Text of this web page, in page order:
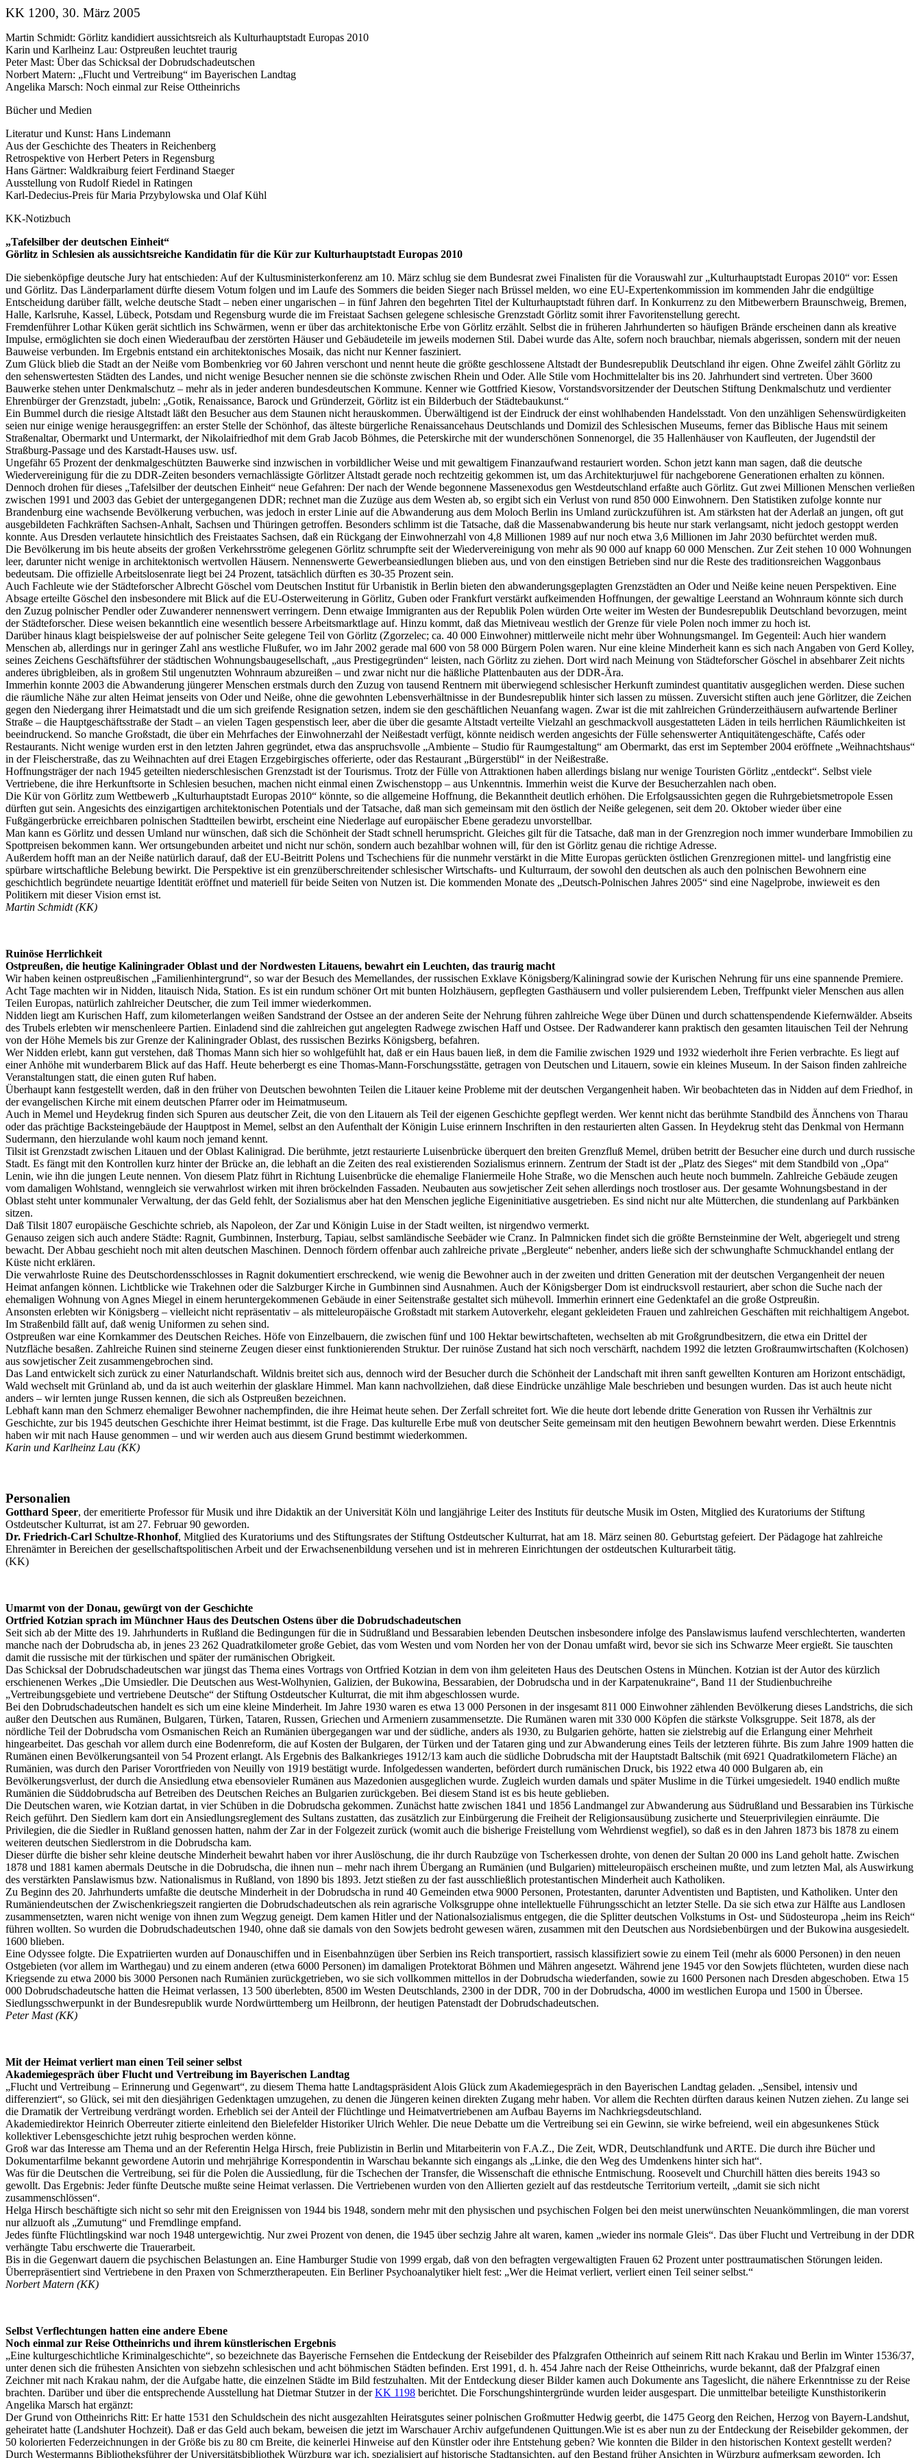
KK 1200, 30. März 2005
Martin Schmidt: Görlitz kandidiert aussichtsreich als Kulturhauptstadt Europas 2010
Karin und Karlheinz Lau: Ostpreußen leuchtet traurig
Peter Mast: Über das Schicksal der Dobrudschadeutschen
Norbert Matern: „Flucht und Vertreibung“ im Bayerischen Landtag
Angelika Marsch: Noch einmal zur Reise Ottheinrichs
Bücher und Medien
Literatur und Kunst: Hans Lindemann
Aus der Geschichte des Theaters in Reichenberg
Retrospektive von Herbert Peters in Regensburg
Hans Gärtner: Waldkraiburg feiert Ferdinand Staeger
Ausstellung von Rudolf Riedel in Ratingen
Karl-Dedecius-Preis für Maria Przybylowska und Olaf Kühl
KK-Notizbuch
„Tafelsilber der deutschen Einheit“
Görlitz in Schlesien als aussichtsreiche Kandidatin für die Kür zur Kulturhauptstadt Europas 2010
Die siebenköpfige deutsche Jury hat entschieden: Auf der Kultusministerkonferenz am 10. März schlug sie dem Bundesrat zwei Finalisten für die Vorauswahl zur „Kulturhauptstadt Europas 2010“ vor: Essen
und Görlitz. Das Länderparlament dürfte diesem Votum folgen und im Laufe des Sommers die beiden Sieger nach Brüssel melden, wo eine EU-Expertenkommission im kommenden Jahr die endgültige
Entscheidung darüber fällt, welche deutsche Stadt – neben einer ungarischen – in fünf Jahren den begehrten Titel der Kulturhauptstadt führen darf. In Konkurrenz zu den Mitbewerbern Braunschweig, Bremen,
Halle, Karlsruhe, Kassel, Lübeck, Potsdam und Regensburg wurde die im Freistaat Sachsen gelegene schlesische Grenzstadt Görlitz somit ihrer Favoritenstellung gerecht.
Fremdenführer Lothar Küken gerät sichtlich ins Schwärmen, wenn er über das architektonische Erbe von Görlitz erzählt. Selbst die in früheren Jahrhunderten so häufigen Brände erscheinen dann als kreative
Impulse, ermöglichten sie doch einen Wiederaufbau der zerstörten Häuser und Gebäudeteile im jeweils modernen Stil. Dabei wurde das Alte, sofern noch brauchbar, niemals abgerissen, sondern mit der neuen
Bauweise verbunden. Im Ergebnis entstand ein architektonisches Mosaik, das nicht nur Kenner fasziniert.
Zum Glück blieb die Stadt an der Neiße vom Bombenkrieg vor 60 Jahren verschont und nennt heute die größte geschlossene Altstadt der Bundesrepublik Deutschland ihr eigen. Ohne Zweifel zählt Görlitz zu
den sehenswertesten Städten des Landes, und nicht wenige Besucher nennen sie die schönste zwischen Rhein und Oder. Alle Stile vom Hochmittelalter bis ins 20. Jahrhundert sind vertreten. Über 3600
Bauwerke stehen unter Denkmalschutz – mehr als in jeder anderen bundesdeutschen Kommune. Kenner wie Gottfried Kiesow, Vorstandsvorsitzender der Deutschen Stiftung Denkmalschutz und verdienter
Ehrenbürger der Grenzstadt, jubeln: „Gotik, Renaissance, Barock und Gründerzeit, Görlitz ist ein Bilderbuch der Städtebaukunst.“
Ein Bummel durch die riesige Altstadt läßt den Besucher aus dem Staunen nicht herauskommen. Überwältigend ist der Eindruck der einst wohlhabenden Handelsstadt. Von den unzähligen Sehenswürdigkeiten
seien nur einige wenige herausgegriffen: an erster Stelle der Schönhof, das älteste bürgerliche Renaissancehaus Deutschlands und Domizil des Schlesischen Museums, ferner das Biblische Haus mit seinem
Straßenaltar, Obermarkt und Untermarkt, der Nikolaifriedhof mit dem Grab Jacob Böhmes, die Peterskirche mit der wunderschönen Sonnenorgel, die 35 Hallenhäuser von Kaufleuten, der Jugendstil der
Straßburg-Passage und des Karstadt-Hauses usw. usf.
Ungefähr 65 Prozent der denkmalgeschützten Bauwerke sind inzwischen in vorbildlicher Weise und mit gewaltigem Finanzaufwand restauriert worden. Schon jetzt kann man sagen, daß die deutsche
Wiedervereinigung für die zu DDR-Zeiten besonders vernachlässigte Görlitzer Altstadt gerade noch rechtzeitig gekommen ist, um das Architekturjuwel für nachgeborene Generationen erhalten zu können.
Dennoch drohen für dieses „Tafelsilber der deutschen Einheit“ neue Gefahren: Der nach der Wende begonnene Massenexodus gen Westdeutschland erfaßte auch Görlitz. Gut zwei Millionen Menschen verließen
zwischen 1991 und 2003 das Gebiet der untergegangenen DDR; rechnet man die Zuzüge aus dem Westen ab, so ergibt sich ein Verlust von rund 850 000 Einwohnern. Den Statistiken zufolge konnte nur
Brandenburg eine wachsende Bevölkerung verbuchen, was jedoch in erster Linie auf die Abwanderung aus dem Moloch Berlin ins Umland zurückzuführen ist. Am stärksten hat der Aderlaß an jungen, oft gut
ausgebildeten Fachkräften Sachsen-Anhalt, Sachsen und Thüringen getroffen. Besonders schlimm ist die Tatsache, daß die Massenabwanderung bis heute nur stark verlangsamt, nicht jedoch gestoppt werden
konnte. Aus Dresden verlautete hinsichtlich des Freistaates Sachsen, daß ein Rückgang der Einwohnerzahl von 4,8 Millionen 1989 auf nur noch etwa 3,6 Millionen im Jahr 2030 befürchtet werden muß.
Die Bevölkerung im bis heute abseits der großen Verkehrsströme gelegenen Görlitz schrumpfte seit der Wiedervereinigung von mehr als 90 000 auf knapp 60 000 Menschen. Zur Zeit stehen 10 000 Wohnungen
leer, darunter nicht wenige in architektonisch wertvollen Häusern. Nennenswerte Gewerbeansiedlungen blieben aus, und von den einstigen Betrieben sind nur die Reste des traditionsreichen Waggonbaus
bedeutsam. Die offizielle Arbeitslosenrate liegt bei 24 Prozent, tatsächlich dürften es 30-35 Prozent sein.
Auch Fachleute wie der Städteforscher Albrecht Göschel vom Deutschen Institut für Urbanistik in Berlin bieten den abwanderungsgeplagten Grenzstädten an Oder und Neiße keine neuen Perspektiven. Eine
Absage erteilte Göschel den insbesondere mit Blick auf die EU-Osterweiterung in Görlitz, Guben oder Frankfurt verstärkt aufkeimenden Hoffnungen, der gewaltige Leerstand an Wohnraum könnte sich durch
den Zuzug polnischer Pendler oder Zuwanderer nennenswert verringern. Denn etwaige Immigranten aus der Republik Polen würden Orte weiter im Westen der Bundesrepublik Deutschland bevorzugen, meint
der Städteforscher. Diese weisen bekanntlich eine wesentlich bessere Arbeitsmarktlage auf. Hinzu kommt, daß das Mietniveau westlich der Grenze für viele Polen noch immer zu hoch ist.
Darüber hinaus klagt beispielsweise der auf polnischer Seite gelegene Teil von Görlitz (Zgorzelec; ca. 40 000 Einwohner) mittlerweile nicht mehr über Wohnungsmangel. Im Gegenteil: Auch hier wandern
Menschen ab, allerdings nur in geringer Zahl ans westliche Flußufer, wo im Jahr 2002 gerade mal 600 von 58 000 Bürgern Polen waren. Nur eine kleine Minderheit kann es sich nach Angaben von Gerd Kolley,
seines Zeichens Geschäftsführer der städtischen Wohnungsbaugesellschaft, „aus Prestigegründen“ leisten, nach Görlitz zu ziehen. Dort wird nach Meinung von Städteforscher Göschel in absehbarer Zeit nichts
anderes übrigbleiben, als in großem Stil ungenutzten Wohnraum abzureißen – und zwar nicht nur die häßliche Plattenbauten aus der DDR-Ära.
Immerhin konnte 2003 die Abwanderung jüngerer Menschen erstmals durch den Zuzug von tausend Rentnern mit überwiegend schlesischer Herkunft zumindest quantitativ ausgeglichen werden. Diese suchen
die räumliche Nähe zur alten Heimat jenseits von Oder und Neiße, ohne die gewohnten Lebensverhältnisse in der Bundesrepublik hinter sich lassen zu müssen. Zuversicht stiften auch jene Görlitzer, die Zeichen
gegen den Niedergang ihrer Heimatstadt und die um sich greifende Resignation setzen, indem sie den geschäftlichen Neuanfang wagen. Zwar ist die mit zahlreichen Gründerzeithäusern aufwartende Berliner
Straße – die Hauptgeschäftsstraße der Stadt – an vielen Tagen gespenstisch leer, aber die über die gesamte Altstadt verteilte Vielzahl an geschmackvoll ausgestatteten Läden in teils herrlichen Räumlichkeiten ist
beeindruckend. So manche Großstadt, die über ein Mehrfaches der Einwohnerzahl der Neißestadt verfügt, könnte neidisch werden angesichts der Fülle sehenswerter Antiquitätengeschäfte, Cafés oder
Restaurants. Nicht wenige wurden erst in den letzten Jahren gegründet, etwa das anspruchsvolle „Ambiente – Studio für Raumgestaltung“ am Obermarkt, das erst im September 2004 eröffnete „Weihnachtshaus“
in der Fleischerstraße, das zu Weihnachten auf drei Etagen Erzgebirgisches offerierte, oder das Restaurant „Bürgerstübl“ in der Neißestraße.
Hoffnungsträger der nach 1945 geteilten niederschlesischen Grenzstadt ist der Tourismus. Trotz der Fülle von Attraktionen haben allerdings bislang nur wenige Touristen Görlitz „entdeckt“. Selbst viele
Vertriebene, die ihre Herkunftsorte in Schlesien besuchen, machen nicht einmal einen Zwischenstopp – aus Unkenntnis. Immerhin weist die Kurve der Besucherzahlen nach oben.
Die Kür von Görlitz zum Wettbewerb „Kulturhauptstadt Europas 2010“ könnte, so die allgemeine Hoffnung, die Bekanntheit deutlich erhöhen. Die Erfolgsaussichten gegen die Ruhrgebietsmetropole Essen
dürften gut sein. Angesichts des einzigartigen architektonischen Potentials und der Tatsache, daß man sich gemeinsam mit den östlich der Neiße gelegenen, seit dem 20. Oktober wieder über eine
Fußgängerbrücke erreichbaren polnischen Stadtteilen bewirbt, erscheint eine Niederlage auf europäischer Ebene geradezu unvorstellbar.
Man kann es Görlitz und dessen Umland nur wünschen, daß sich die Schönheit der Stadt schnell herumspricht. Gleiches gilt für die Tatsache, daß man in der Grenzregion noch immer wunderbare Immobilien zu
Spottpreisen bekommen kann. Wer ortsungebunden arbeitet und nicht nur schön, sondern auch bezahlbar wohnen will, für den ist Görlitz genau die richtige Adresse.
Außerdem hofft man an der Neiße natürlich darauf, daß der EU-Beitritt Polens und Tschechiens für die nunmehr verstärkt in die Mitte Europas gerückten östlichen Grenzregionen mittel- und langfristig eine
spürbare wirtschaftliche Belebung bewirkt. Die Perspektive ist ein grenzüberschreitender schlesischer Wirtschafts- und Kulturraum, der sowohl den deutschen als auch den polnischen Bewohnern eine
geschichtlich begründete neuartige Identität eröffnet und materiell für beide Seiten von Nutzen ist. Die kommenden Monate des „Deutsch-Polnischen Jahres 2005“ sind eine Nagelprobe, inwieweit es den
Politikern mit dieser Vision ernst ist.
Martin Schmidt (KK)
Ruinöse Herrlichkeit
Ostpreußen, die heutige Kaliningrader Oblast und der Nordwesten Litauens, bewahrt ein Leuchten, das traurig macht
Wir haben keinen ostpreußischen „Familienhintergrund“, so war der Besuch des Memellandes, der russischen Exklave Königsberg/Kaliningrad sowie der Kurischen Nehrung für uns eine spannende Premiere.
Acht Tage machten wir in Nidden, litauisch Nida, Station. Es ist ein rundum schöner Ort mit bunten Holzhäusern, gepflegten Gasthäusern und voller pulsierendem Leben, Treffpunkt vieler Menschen aus allen
Teilen Europas, natürlich zahlreicher Deutscher, die zum Teil immer wiederkommen.
Nidden liegt am Kurischen Haff, zum kilometerlangen weißen Sandstrand der Ostsee an der anderen Seite der Nehrung führen zahlreiche Wege über Dünen und durch schattenspendende Kiefernwälder. Abseits
des Trubels erlebten wir menschenleere Partien. Einladend sind die zahlreichen gut angelegten Radwege zwischen Haff und Ostsee. Der Radwanderer kann praktisch den gesamten litauischen Teil der Nehrung
von der Höhe Memels bis zur Grenze der Kaliningrader Oblast, des russischen Bezirks Königsberg, befahren.
Wer Nidden erlebt, kann gut verstehen, daß Thomas Mann sich hier so wohlgefühlt hat, daß er ein Haus bauen ließ, in dem die Familie zwischen 1929 und 1932 wiederholt ihre Ferien verbrachte. Es liegt auf
einer Anhöhe mit wunderbarem Blick auf das Haff. Heute beherbergt es eine Thomas-Mann-Forschungsstätte, getragen von Deutschen und Litauern, sowie ein kleines Museum. In der Saison finden zahlreiche
Veranstaltungen statt, die einen guten Ruf haben.
Überhaupt kann festgestellt werden, daß in den früher von Deutschen bewohnten Teilen die Litauer keine Probleme mit der deutschen Vergangenheit haben. Wir beobachteten das in Nidden auf dem Friedhof, in
der evangelischen Kirche mit einem deutschen Pfarrer oder im Heimatmuseum.
Auch in Memel und Heydekrug finden sich Spuren aus deutscher Zeit, die von den Litauern als Teil der eigenen Geschichte gepflegt werden. Wer kennt nicht das berühmte Standbild des Ännchens von Tharau
oder das prächtige Backsteingebäude der Hauptpost in Memel, selbst an den Aufenthalt der Königin Luise erinnern Inschriften in den restaurierten alten Gassen. In Heydekrug steht das Denkmal von Hermann
Sudermann, den hierzulande wohl kaum noch jemand kennt.
Tilsit ist Grenzstadt zwischen Litauen und der Oblast Kalinigrad. Die berühmte, jetzt restaurierte Luisenbrücke überquert den breiten Grenzfluß Memel, drüben betritt der Besucher eine durch und durch russische
Stadt. Es fängt mit den Kontrollen kurz hinter der Brücke an, die lebhaft an die Zeiten des real existierenden Sozialismus erinnern. Zentrum der Stadt ist der „Platz des Sieges“ mit dem Standbild von „Opa“
Lenin, wie ihn die jungen Leute nennen. Von diesem Platz führt in Richtung Luisenbrücke die ehemalige Flaniermeile Hohe Straße, wo die Menschen auch heute noch bummeln. Zahlreiche Gebäude zeugen
vom damaligen Wohlstand, wenngleich sie verwahrlost wirken mit ihren bröckelnden Fassaden. Neubauten aus sowjetischer Zeit sehen allerdings noch trostloser aus. Der gesamte Wohnungsbestand in der
Oblast steht unter kommunaler Verwaltung, der das Geld fehlt, der Sozialismus aber hat den Menschen jegliche Eigeninitiative ausgetrieben. Es sind nicht nur alte Mütterchen, die stundenlang auf Parkbänken
sitzen.
Daß Tilsit 1807 europäische Geschichte schrieb, als Napoleon, der Zar und Königin Luise in der Stadt weilten, ist nirgendwo vermerkt.
Genauso zeigen sich auch andere Städte: Ragnit, Gumbinnen, Insterburg, Tapiau, selbst samländische Seebäder wie Cranz. In Palmnicken findet sich die größte Bernsteinmine der Welt, abgeriegelt und streng
bewacht. Der Abbau geschieht noch mit alten deutschen Maschinen. Dennoch fördern offenbar auch zahlreiche private „Bergleute“ nebenher, anders ließe sich der schwunghafte Schmuckhandel entlang der
Küste nicht erklären.
Die verwahrloste Ruine des Deutschordensschlosses in Ragnit dokumentiert erschreckend, wie wenig die Bewohner auch in der zweiten und dritten Generation mit der deutschen Vergangenheit der neuen
Heimat anfangen können. Lichtblicke wie Trakehnen oder die Salzburger Kirche in Gumbinnen sind Ausnahmen. Auch der Königsberger Dom ist eindrucksvoll restauriert, aber schon die Suche nach der
ehemaligen Wohnung von Agnes Miegel in einem heruntergekommenen Gebäude in einer Seitenstraße gestaltet sich mühevoll. Immerhin erinnert eine Gedenktafel an die große Ostpreußin.
Ansonsten erlebten wir Königsberg – vielleicht nicht repräsentativ – als mitteleuropäische Großstadt mit starkem Autoverkehr, elegant gekleideten Frauen und zahlreichen Geschäften mit reichhaltigem Angebot.
Im Straßenbild fällt auf, daß wenig Uniformen zu sehen sind.
Ostpreußen war eine Kornkammer des Deutschen Reiches. Höfe von Einzelbauern, die zwischen fünf und 100 Hektar bewirtschafteten, wechselten ab mit Großgrundbesitzern, die etwa ein Drittel der
Nutzfläche besaßen. Zahlreiche Ruinen sind steinerne Zeugen dieser einst funktionierenden Struktur. Der ruinöse Zustand hat sich noch verschärft, nachdem 1992 die letzten Großraumwirtschaften (Kolchosen)
aus sowjetischer Zeit zusammengebrochen sind.
Das Land entwickelt sich zurück zu einer Naturlandschaft. Wildnis breitet sich aus, dennoch wird der Besucher durch die Schönheit der Landschaft mit ihren sanft gewellten Konturen am Horizont entschädigt,
Wald wechselt mit Grünland ab, und da ist auch weiterhin der glasklare Himmel. Man kann nachvollziehen, daß diese Eindrücke unzählige Male beschrieben und besungen wurden. Das ist auch heute nicht
anders – wir lernten junge Russen kennen, die sich als Ostpreußen bezeichnen.
Lebhaft kann man den Schmerz ehemaliger Bewohner nachempfinden, die ihre Heimat heute sehen. Der Zerfall schreitet fort. Wie die heute dort lebende dritte Generation von Russen ihr Verhältnis zur
Geschichte, zur bis 1945 deutschen Geschichte ihrer Heimat bestimmt, ist die Frage. Das kulturelle Erbe muß von deutscher Seite gemeinsam mit den heutigen Bewohnern bewahrt werden. Diese Erkenntnis
haben wir mit nach Hause genommen – und wir werden auch aus diesem Grund bestimmt wiederkommen.
Karin und Karlheinz Lau (KK)
Personalien
Gotthard Speer, der emeritierte Professor für Musik und ihre Didaktik an der Universität Köln und langjährige Leiter des Instituts für deutsche Musik im Osten, Mitglied des Kuratoriums der Stiftung
Ostdeutscher Kulturrat, ist am 27. Februar 90 geworden.
Dr. Friedrich-Carl Schultze-Rhonhof, Mitglied des Kuratoriums und des Stiftungsrates der Stiftung Ostdeutscher Kulturrat, hat am 18. März seinen 80. Geburtstag gefeiert. Der Pädagoge hat zahlreiche
Ehrenämter in Bereichen der gesellschaftspolitischen Arbeit und der Erwachsenenbildung versehen und ist in mehreren Einrichtungen der ostdeutschen Kulturarbeit tätig.
(KK)
Umarmt von der Donau, gewürgt von der Geschichte
Ortfried Kotzian sprach im Münchner Haus des Deutschen Ostens über die Dobrudschadeutschen
Seit sich ab der Mitte des 19. Jahrhunderts in Rußland die Bedingungen für die in Südrußland und Bessarabien lebenden Deutschen insbesondere infolge des Panslawismus laufend verschlechterten, wanderten
manche nach der Dobrudscha ab, in jenes 23 262 Quadratkilometer große Gebiet, das vom Westen und vom Norden her von der Donau umfaßt wird, bevor sie sich ins Schwarze Meer ergießt. Sie tauschten
damit die russische mit der türkischen und später der rumänischen Obrigkeit.
Das Schicksal der Dobrudschadeutschen war jüngst das Thema eines Vortrags von Ortfried Kotzian in dem von ihm geleiteten Haus des Deutschen Ostens in München. Kotzian ist der Autor des kürzlich
erschienenen Werkes „Die Umsiedler. Die Deutschen aus West-Wolhynien, Galizien, der Bukowina, Bessarabien, der Dobrudscha und in der Karpatenukraine“, Band 11 der Studienbuchreihe
„Vertreibungsgebiete und vertriebene Deutsche“ der Stiftung Ostdeutscher Kulturrat, die mit ihm abgeschlossen wurde.
Bei den Dobrudschadeutschen handelt es sich um eine kleine Minderheit. Im Jahre 1930 waren es etwa 13 000 Personen in der insgesamt 811 000 Einwohner zählenden Bevölkerung dieses Landstrichs, die sich
außer den Deutschen aus Rumänen, Bulgaren, Türken, Tataren, Russen, Griechen und Armeniern zusammensetzte. Die Rumänen waren mit 330 000 Köpfen die stärkste Volksgruppe. Seit 1878, als der
nördliche Teil der Dobrudscha vom Osmanischen Reich an Rumänien übergegangen war und der südliche, anders als 1930, zu Bulgarien gehörte, hatten sie zielstrebig auf die Erlangung einer Mehrheit
hingearbeitet. Das geschah vor allem durch eine Bodenreform, die auf Kosten der Bulgaren, der Türken und der Tataren ging und zur Abwanderung eines Teils der letzteren führte. Bis zum Jahre 1909 hatten die
Rumänen einen Bevölkerungsanteil von 54 Prozent erlangt. Als Ergebnis des Balkankrieges 1912/13 kam auch die südliche Dobrudscha mit der Hauptstadt Baltschik (mit 6921 Quadratkilometern Fläche) an
Rumänien, was durch den Pariser Vorortfrieden von Neuilly von 1919 bestätigt wurde. Infolgedessen wanderten, befördert durch rumänischen Druck, bis 1922 etwa 40 000 Bulgaren ab, ein
Bevölkerungsverlust, der durch die Ansiedlung etwa ebensovieler Rumänen aus Mazedonien ausgeglichen wurde. Zugleich wurden damals und später Muslime in die Türkei umgesiedelt. 1940 endlich mußte
Rumänien die Süddobrudscha auf Betreiben des Deutschen Reiches an Bulgarien zurückgeben. Bei diesem Stand ist es bis heute geblieben.
Die Deutschen waren, wie Kotzian dartat, in vier Schüben in die Dobrudscha gekommen. Zunächst hatte zwischen 1841 und 1856 Landmangel zur Abwanderung aus Südrußland und Bessarabien ins Türkische
Reich geführt. Den Siedlern kam dort ein Ansiedlungsreglement des Sultans zustatten, das zusätzlich zur Einbürgerung die Freiheit der Religionsausübung zusicherte und Steuerprivilegien einräumte. Die
Privilegien, die die Siedler in Rußland genossen hatten, nahm der Zar in der Folgezeit zurück (womit auch die bisherige Freistellung vom Wehrdienst wegfiel), so daß es in den Jahren 1873 bis 1878 zu einem
weiteren deutschen Siedlerstrom in die Dobrudscha kam.
Dieser dürfte die bisher sehr kleine deutsche Minderheit bewahrt haben vor ihrer Auslöschung, die ihr durch Raubzüge von Tscherkessen drohte, von denen der Sultan 20 000 ins Land geholt hatte. Zwischen
1878 und 1881 kamen abermals Deutsche in die Dobrudscha, die ihnen nun – mehr nach ihrem Übergang an Rumänien (und Bulgarien) mitteleuropäisch erscheinen mußte, und zum letzten Mal, als Auswirkung
des verstärkten Panslawismus bzw. Nationalismus in Rußland, von 1890 bis 1893. Jetzt stießen zu der fast ausschließlich protestantischen Minderheit auch Katholiken.
Zu Beginn des 20. Jahrhunderts umfaßte die deutsche Minderheit in der Dobrudscha in rund 40 Gemeinden etwa 9000 Personen, Protestanten, darunter Adventisten und Baptisten, und Katholiken. Unter den
Rumäniendeutschen der Zwischenkriegszeit rangierten die Dobrudschadeutschen als rein agrarische Volksgruppe ohne intellektuelle Führungsschicht an letzter Stelle. Da sie sich etwa zur Hälfte aus Landlosen
zusammensetzten, waren nicht wenige von ihnen zum Wegzug geneigt. Dem kamen Hitler und der Nationalsozialismus entgegen, die die Splitter deutschen Volkstums in Ost- und Südosteuropa „heim ins Reich“
führen wollten. So wurden die Dobrudschadeutschen 1940, ohne daß sie damals von den Sowjets bedroht gewesen wären, zusammen mit den Deutschen aus Nordsiebenbürgen und der Bukowina ausgesiedelt.
1600 blieben.
Eine Odyssee folgte. Die Expatriierten wurden auf Donauschiffen und in Eisenbahnzügen über Serbien ins Reich transportiert, rassisch klassifiziert sowie zu einem Teil (mehr als 6000 Personen) in den neuen
Ostgebieten (vor allem im Warthegau) und zu einem anderen (etwa 6000 Personen) im damaligen Protektorat Böhmen und Mähren angesetzt. Während jene 1945 vor den Sowjets flüchteten, wurden diese nach
Kriegsende zu etwa 2000 bis 3000 Personen nach Rumänien zurückgetrieben, wo sie sich vollkommen mittellos in der Dobrudscha wiederfanden, sowie zu 1600 Personen nach Dresden abgeschoben. Etwa 15
000 Dobrudschadeutsche hatten die Heimat verlassen, 13 500 überlebten, 8500 im Westen Deutschlands, 2300 in der DDR, 700 in der Dobrudscha, 4000 im westlichen Europa und 1500 in Übersee.
Siedlungsschwerpunkt in der Bundesrepublik wurde Nordwürttemberg um Heilbronn, der heutigen Patenstadt der Dobrudschadeutschen.
Peter Mast (KK)
Mit der Heimat verliert man einen Teil seiner selbst
Akademiegespräch über Flucht und Vertreibung im Bayerischen Landtag
„Flucht und Vertreibung – Erinnerung und Gegenwart“, zu diesem Thema hatte Landtagspräsident Alois Glück zum Akademiegespräch in den Bayerischen Landtag geladen. „Sensibel, intensiv und
differenziert“, so Glück, sei mit den diesjährigen Gedenktagen umzugehen, zu denen die Jüngeren keinen direkten Zugang mehr haben. Vor allem die Rechten dürften daraus keinen Nutzen ziehen. Zu lange sei
die Dramatik der Vertreibung verdrängt worden. Erheblich sei der Anteil der Flüchtlinge und Heimatvertriebenen am Aufbau Bayerns im Nachkriegsdeutschland.
Akademiedirektor Heinrich Oberreuter zitierte einleitend den Bielefelder Historiker Ulrich Wehler. Die neue Debatte um die Vertreibung sei ein Gewinn, sie wirke befreiend, weil ein abgesunkenes Stück
kollektiver Lebensgeschichte jetzt ruhig besprochen werden könne.
Groß war das Interesse am Thema und an der Referentin Helga Hirsch, freie Publizistin in Berlin und Mitarbeiterin von F.A.Z., Die Zeit, WDR, Deutschlandfunk und ARTE. Die durch ihre Bücher und
Dokumentarfilme bekannt gewordene Autorin und mehrjährige Korrespondentin in Warschau bekannte sich eingangs als „Linke, die den Weg des Umdenkens hinter sich hat“.
Was für die Deutschen die Vertreibung, sei für die Polen die Aussiedlung, für die Tschechen der Transfer, die Wissenschaft die ethnische Entmischung. Roosevelt und Churchill hätten dies bereits 1943 so
gewollt. Das Ergebnis: Jeder fünfte Deutsche mußte seine Heimat verlassen. Die Vertriebenen wurden von den Allierten gezielt auf das restdeutsche Territorium verteilt, „damit sie sich nicht
zusammenschlössen“.
Helga Hirsch beschäftigte sich nicht so sehr mit den Ereignissen von 1944 bis 1948, sondern mehr mit den physischen und psychischen Folgen bei den meist unerwünschten Neuankömmlingen, die man vorerst
nur allzuoft als „Zumutung“ und Fremdlinge empfand.
Jedes fünfte Flüchtlingskind war noch 1948 untergewichtig. Nur zwei Prozent von denen, die 1945 über sechzig Jahre alt waren, kamen „wieder ins normale Gleis“. Das über Flucht und Vertreibung in der DDR
verhängte Tabu erschwerte die Trauerarbeit.
Bis in die Gegenwart dauern die psychischen Belastungen an. Eine Hamburger Studie von 1999 ergab, daß von den befragten vergewaltigten Frauen 62 Prozent unter posttraumatischen Störungen leiden.
Überrepräsentiert sind Vertriebene in den Praxen von Schmerztherapeuten. Ein Berliner Psychoanalytiker hielt fest: „Wer die Heimat verliert, verliert einen Teil seiner selbst.“
Norbert Matern (KK)
Selbst Verflechtungen hatten eine andere Ebene
Noch einmal zur Reise Ottheinrichs und ihrem künstlerischen Ergebnis
„Eine kulturgeschichtliche Kriminalgeschichte“, so bezeichnete das Bayerische Fernsehen die Entdeckung der Reisebilder des Pfalzgrafen Ottheinrich auf seinem Ritt nach Krakau und Berlin im Winter 1536/37,
unter denen sich die frühesten Ansichten von siebzehn schlesischen und acht böhmischen Städten befinden. Erst 1991, d. h. 454 Jahre nach der Reise Ottheinrichs, wurde bekannt, daß der Pfalzgraf einen
Zeichner mit nach Krakau nahm, der die Aufgabe hatte, die einzelnen Städte im Bild festzuhalten. Mit der Entdeckung dieser Bilder kamen auch Dokumente ans Tageslicht, die nähere Erkenntnisse zu der Reise
brachten. Darüber und über die entsprechende Ausstellung hat Dietmar Stutzer in derKK 1198 berichtet. Die Forschungshintergründe wurden leider ausgespart. Die unmittelbar beteiligte Kunsthistorikerin
Angelika Marsch hat ergänzt:
Der Grund von Ottheinrichs Ritt: Er hatte 1531 den Schuldschein des nicht ausgezahlten Heiratsgutes seiner polnischen Großmutter Hedwig geerbt, die 1475 Georg den Reichen, Herzog von Bayern-Landshut,
geheiratet hatte (Landshuter Hochzeit). Daß er das Geld auch bekam, beweisen die jetzt im Warschauer Archiv aufgefundenen Quittungen.Wie ist es aber nun zu der Entdeckung der Reisebilder gekommen, der
50 kolorierten Federzeichnungen in der Größe bis zu 80 cm Breite, die keinerlei Hinweise auf den Künstler oder ihre Entstehung geben? Wie konnten die Bilder in den historischen Kontext gestellt werden?
Durch Westermanns Bibliotheksführer der Universitätsbibliothek Würzburg war ich, spezialisiert auf historische Stadtansichten, auf den Bestand früher Ansichten in Würzburg aufmerksam geworden. Ich